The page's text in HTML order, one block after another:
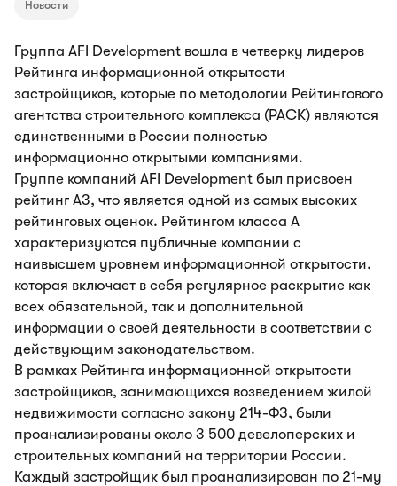
Новости
Группа AFI Development вошла в четверку лидеров
Рейтинга информационной открытости
застройщиков, которые по методологии Рейтингового
агентства строительного комплекса (РАСК) являются
единственными в России полностью
информационно открытыми компаниями.
Группе компаний AFI Development был присвоен
рейтинг А3, что является одной из самых высоких
рейтинговых оценок. Рейтингом класса А
характеризуются публичные компании с
наивысшем уровнем информационной открытости,
которая включает в себя регулярное раскрытие как
всех обязательной, так и дополнительной
информации о своей деятельности в соответствии с
действующим законодательством.
В рамках Рейтинга информационной открытости
застройщиков, занимающихся возведением жилой
недвижимости согласно закону 214-ФЗ, были
проанализированы около 3 500 девелоперских и
строительных компаний на территории России.
Каждый застройщик был проанализирован по 21-му